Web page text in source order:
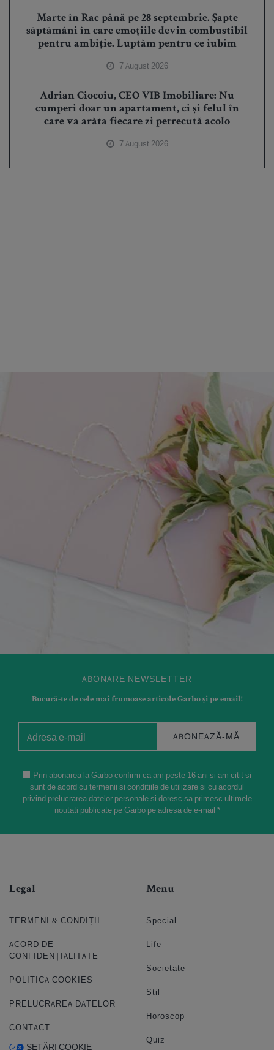
Marte în Rac până pe 28 septembrie. Șapte
săptămâni în care emoțiile devin combustibil
pentru ambiție. Luptăm pentru ce iubim
7 August 2026
Adrian Ciocoiu, CEO VIB Imobiliare: Nu
cumperi doar un apartament, ci și felul în
care va arăta fiecare zi petrecută acolo
7 August 2026
ABONARE NEWSLETTER
Bucură-te de cele mai frumoase articole Garbo și pe email!
ABONEAZĂ-MĂ
Prin abonarea la Garbo confirm ca am peste 16 ani si am citit si
sunt de acord cu termenii si conditiile de utilizare si cu acordul
privind prelucrarea datelor personale si doresc sa primesc ultimele
noutati publicate pe Garbo pe adresa de e-mail *
Legal
TERMENI & CONDIȚII
ACORD DE
CONFIDENȚIALITATE
POLITICA COOKIES
PRELUCRAREA DATELOR
CONTACT
SETĂRI COOKIE
Menu
Special
Life
Societate
Stil
Horoscop
Quiz